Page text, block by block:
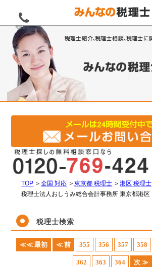
電話をする
TOP ＞全国 対応 ＞東京都 税理士 ＞港区 税理士
税理士法人おしうみ総合会計事務所 東京都港区
税理士検索
≪≪ 最初 ≪ 前 355 356 357 358
362 363 364 次 ≫